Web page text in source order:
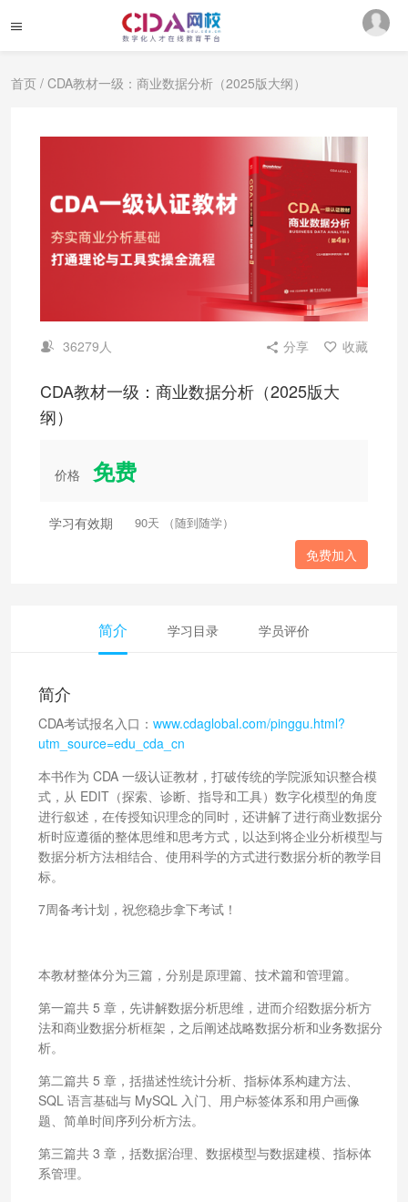
首页 / CDA教材一级：商业数据分析（2025版大纲）
36279人 分享 收藏
CDA教材一级：商业数据分析（2025版大
纲）
价格 免费
学习有效期 90天 （随到随学）
免费加入
简介 学习目录 学员评价
简介
CDA考试报名入口： www.cdaglobal.com/pinggu.html?
utm_source=edu_cda_cn
本书作为 CDA 一级认证教材，打破传统的学院派知识整合模
式，从 EDIT（探索、诊断、指导和工具）数字化模型的角度
进行叙述，在传授知识理念的同时，还讲解了进行商业数据分
析时应遵循的整体思维和思考方式，以达到将企业分析模型与
数据分析方法相结合、使用科学的方式进行数据分析的教学目
标。
7周备考计划，祝您稳步拿下考试！
本教材整体分为三篇，分别是原理篇、技术篇和管理篇。
第一篇共 5 章，先讲解数据分析思维，进而介绍数据分析方
法和商业数据分析框架，之后阐述战略数据分析和业务数据分
析。
第二篇共 5 章，括描述性统计分析、指标体系构建方法、
SQL 语言基础与 MySQL 入门、用户标签体系和用户画像
题、简单时间序列分析方法。
第三篇共 3 章，括数据治理、数据模型与数据建模、指标体
系管理。